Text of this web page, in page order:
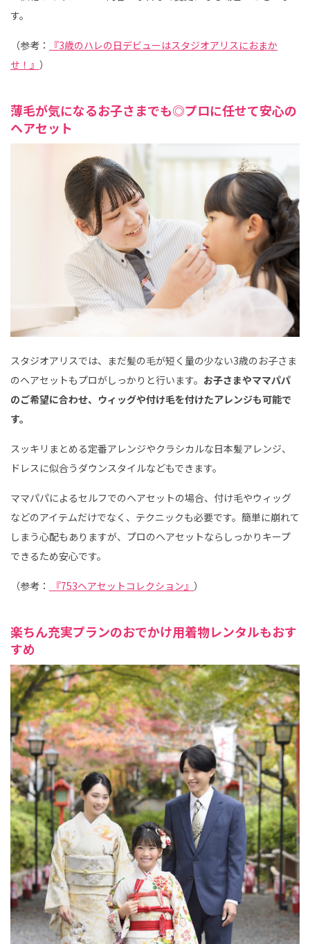
す。
（参考：
『3歳のハレの日デビューはスタジオアリスにおまか
せ！』 ）
薄毛が気になるお子さまでも◎プロに任せて安心の
ヘアセット
スタジオアリスでは、まだ髪の毛が短く量の少ない3歳のお子さま
のヘアセットもプロがしっかりと行います。 お子さまやママパパ
のご希望に合わせ、ウィッグや付け毛を付けたアレンジも可能で
す。
スッキリまとめる定番アレンジやクラシカルな日本髪アレンジ、
ドレスに似合うダウンスタイルなどもできます。
ママパパによるセルフでのヘアセットの場合、付け毛やウィッグ
などのアイテムだけでなく、テクニックも必要です。簡単に崩れて
しまう心配もありますが、プロのヘアセットならしっかりキープ
できるため安心です。
（参考： 『753ヘアセットコレクション』 ）
楽ちん充実プランのおでかけ用着物レンタルもおす
すめ